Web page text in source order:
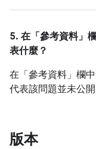
5. 在「參考資料」
表什麼？
在「參考資料」 欄
代表該問題並未公開
版本